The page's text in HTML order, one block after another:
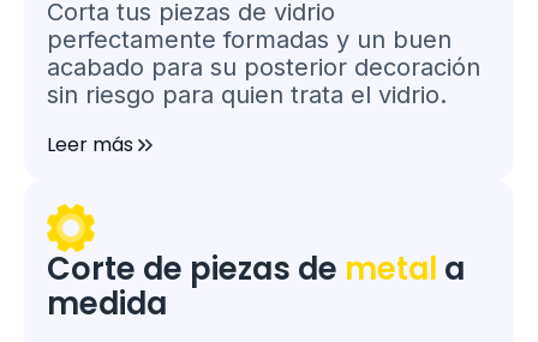
Corta tus piezas de vidrio
perfectamente formadas y un buen
acabado para su posterior decoración
sin riesgo para quien trata el vidrio.
Leer más
Corte de piezas de metal a
medida